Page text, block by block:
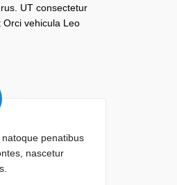
UT consectetur
Orci vehicula Leo
penatibus
nascetur